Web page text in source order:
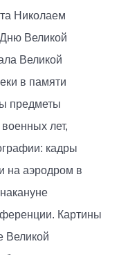
Николаем
Великой
Великой
в памяти
предметы
лет,
кадры
на аэродром в
Картины
Великой